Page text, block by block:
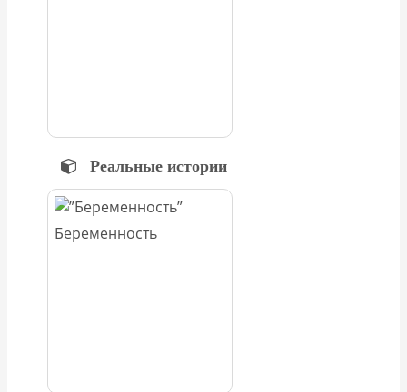
Реальные истории
Беременность